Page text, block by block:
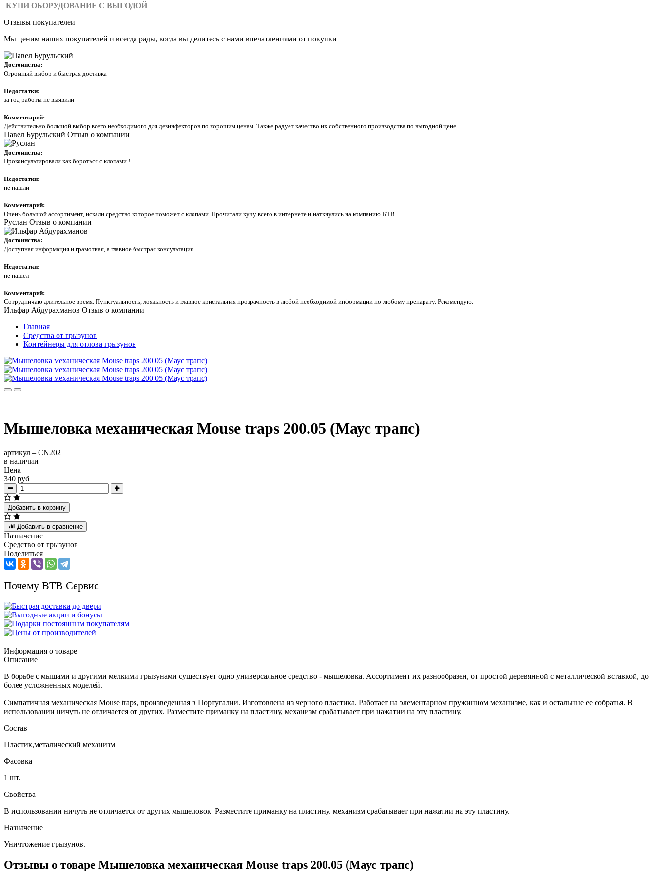
КУПИ ОБОРУДОВАНИЕ С ВЫГОДОЙ
Отзывы покупателей
Мы ценим наших покупателей и всегда рады, когда вы делитесь с нами впечатлениями от покупки
Достоинства:
Огромный выбор и быстрая доставка
Недостатки:
за год работы не выявили
Комментарий:
Действительно большой выбор всего необходимого для дезинфекторов по хорошим ценам. Также радует качество их собственного производства по выгодной цене.
Павел Бурульский Отзыв о компании
Достоинства:
Проконсультировали как бороться с клопами !
Недостатки:
не нашли
Комментарий:
Очень большой ассортимент, искали средство которое поможет с клопами. Прочитали кучу всего в интернете и наткнулись на компанию ВТВ.
Руслан Отзыв о компании
Достоинства:
Доступная информация и грамотная, а главное быстрая консультация
Недостатки:
не нашел
Комментарий:
Сотрудничаю длительное время. Пунктуальность, лояльность и главное кристальная прозрачность в любой необходимой информации по-любому препарату. Рекомендую.
Ильфар Абдурахманов Отзыв о компании
Главная
Средства от грызунов
Контейнеры для отлова грызунов
Мышеловка механическая Mouse traps 200.05 (Маус трапс)
артикул – CN202
в наличии
Цена
340 руб
Добавить в корзину
Добавить в сравнение
Назначение
Средство от грызунов
Поделиться
Почему ВТВ Сервис
Информация о товаре
Описание
В борьбе с мышами и другими мелкими грызунами существует одно универсальное средство - мышеловка. Ассортимент их разнообразен, от простой деревянной с металлической вставкой, до
более усложненных моделей.
Симпатичная механическая Mouse traps, произведенная в Португалии. Изготовлена из черного пластика. Работает на элементарном пружинном механизме, как и остальные ее собратья. В
использовании ничуть не отличается от других. Разместите приманку на пластину, механизм срабатывает при нажатии на эту пластину.
Состав
Пластик,металический механизм.
Фасовка
1 шт.
Свойства
В использовании ничуть не отличается от других мышеловок. Разместите приманку на пластину, механизм срабатывает при нажатии на эту пластину.
Назначение
Уничтожение грызунов.
Отзывы о товаре Мышеловка механическая Mouse traps 200.05 (Маус трапс)